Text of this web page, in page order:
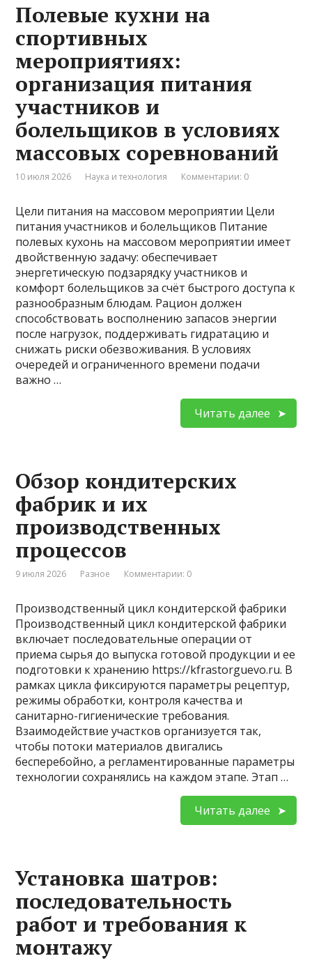
Полевые кухни на
спортивных
мероприятиях:
организация питания
участников и
болельщиков в условиях
массовых соревнований
10 июля 2026 Наука и технология Комментарии: 0
Цели питания на массовом мероприятии Цели
питания участников и болельщиков Питание
полевых кухонь на массовом мероприятии имеет
двойственную задачу: обеспечивает
энергетическую подзарядку участников и
комфорт болельщиков за счёт быстрого доступа к
разнообразным блюдам. Рацион должен
способствовать восполнению запасов энергии
после нагрузок, поддерживать гидратацию и
снижать риски обезвоживания. В условиях
очередей и ограниченного времени подачи
важно …
Читать далее
Обзор кондитерских
фабрик и их
производственных
процессов
9 июля 2026 Разное Комментарии: 0
Производственный цикл кондитерской фабрики
Производственный цикл кондитерской фабрики
включает последовательные операции от
приема сырья до выпуска готовой продукции и ее
подготовки к хранению https://kfrastorguevo.ru. В
рамках цикла фиксируются параметры рецептур,
режимы обработки, контроля качества и
санитарно-гигиенические требования.
Взаимодействие участков организуется так,
чтобы потоки материалов двигались
бесперебойно, а регламентированные параметры
технологии сохранялись на каждом этапе. Этап …
Читать далее
Установка шатров:
последовательность
работ и требования к
монтажу